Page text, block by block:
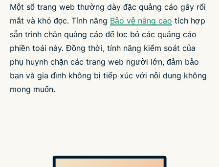
Một số trang web thường dày đặc quảng cáo gây rối
mắt và khó đọc. Tính năng Bảo vệ nâng cao tích hợp
sẵn trình chặn quảng cáo để lọc bỏ các quảng cáo
phiền toái này. Đồng thời, tính năng kiểm soát của
phụ huynh chặn các trang web người lớn, đảm bảo
bạn và gia đình không bị tiếp xúc với nội dung không
mong muốn.